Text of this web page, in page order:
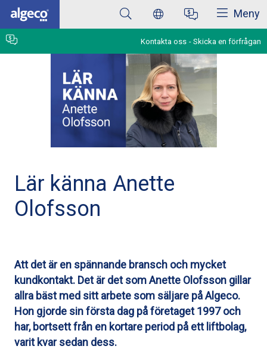
Hoppa
huvudinnehåll
Meny
Kontakta oss Skicka en förfrågan
Lär känna Anette
Olofsson
Att det är en spännande bransch och mycket
kundkontakt. Det är det som Anette Olofsson gillar
allra bäst med sitt arbete som säljare på Algeco.
Hon gjorde sin första dag på företaget 1997 och
har, bortsett från en kortare period på ett liftbolag,
varit kvar sedan dess.